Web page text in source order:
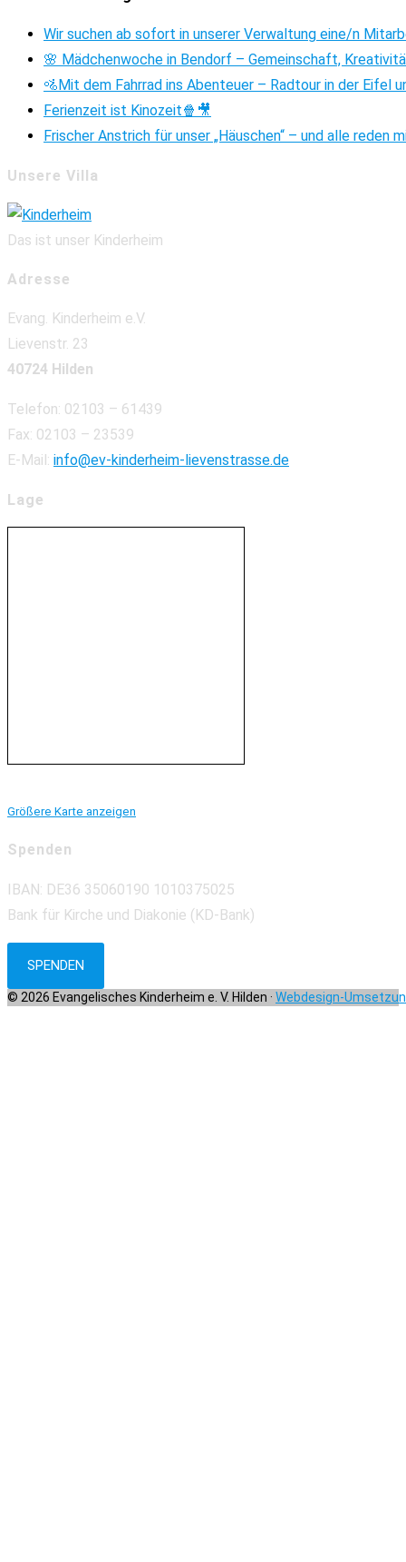
Wir suchen ab sofort in unserer Verwaltung eine/n
🌸 Mädchenwoche in Bendorf – Gemeinschaft,
🚵Mit dem Fahrrad ins Abenteuer – Radtour in der Eifel
Ferienzeit ist Kinozeit🍿🎥
Frischer Anstrich für unser „Häuschen“ – und alle reden
Unsere Villa
Das ist unser Kinderheim
Adresse
Evang. Kinderheim e.V.
Lievenstr. 23
40724 Hilden
Telefon: 02103 – 61439
Fax: 02103 – 23539
E-Mail: info@ev-kinderheim-lievenstrasse.de
Lage
Größere Karte anzeigen
Spenden
IBAN: DE36 35060190 1010375025
Bank für Kirche und Diakonie (KD-Bank)
SPENDEN
© 2026 Evangelisches Kinderheim e. V. Hilden · Webdesign-